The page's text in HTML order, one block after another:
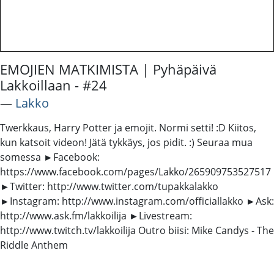
EMOJIEN MATKIMISTA | Pyhäpäivä
Lakkoillaan - #24
― Lakko
Twerkkaus, Harry Potter ja emojit. Normi setti! :D Kiitos,
kun katsoit videon! Jätä tykkäys, jos pidit. :) Seuraa mua
somessa ►Facebook:
https://www.facebook.com/pages/Lakko/265909753527517
►Twitter: http://www.twitter.com/tupakkalakko
►Instagram: http://www.instagram.com/officiallakko ►Ask:
http://www.ask.fm/lakkoilija ►Livestream:
http://www.twitch.tv/lakkoilija Outro biisi: Mike Candys - The
Riddle Anthem